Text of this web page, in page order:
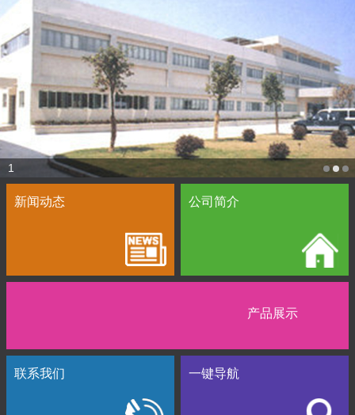
1
新闻动态 公司简介
产品展示
联系我们 一键导航